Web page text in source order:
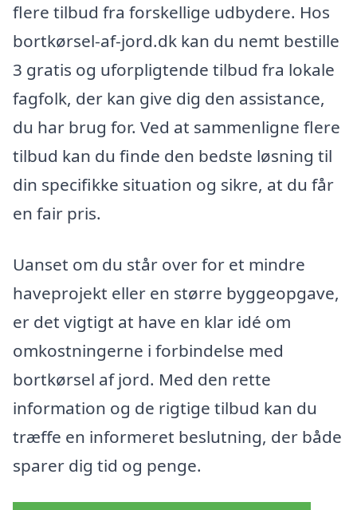
flere tilbud fra forskellige udbydere. Hos
bortkørsel-af-jord.dk kan du nemt bestille
3 gratis og uforpligtende tilbud fra lokale
fagfolk, der kan give dig den assistance,
du har brug for. Ved at sammenligne flere
tilbud kan du finde den bedste løsning til
din specifikke situation og sikre, at du får
en fair pris.
Uanset om du står over for et mindre
haveprojekt eller en større byggeopgave,
er det vigtigt at have en klar idé om
omkostningerne i forbindelse med
bortkørsel af jord. Med den rette
information og de rigtige tilbud kan du
træffe en informeret beslutning, der både
sparer dig tid og penge.